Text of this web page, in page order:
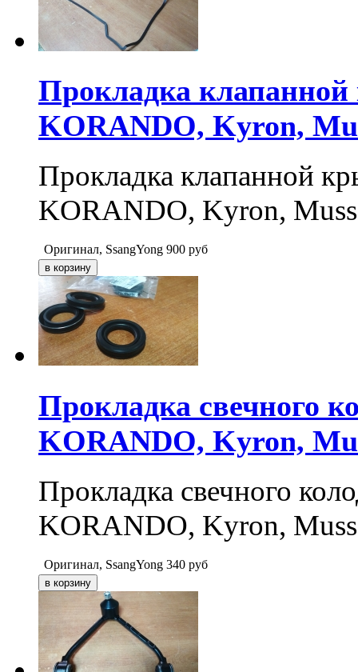
Прокладка
KORANDO, Kyron,
Прокладка клапанной
KORANDO, Kyron,
Оригинал, SsangYong 900 руб
Прокладка свечного
KORANDO, Kyron,
Прокладка свечного
KORANDO, Kyron,
Оригинал, SsangYong 340 руб